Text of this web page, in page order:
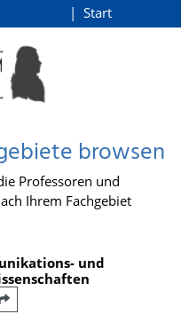
Start
browsen
Professoren und
Ihrem Fachgebiet
und